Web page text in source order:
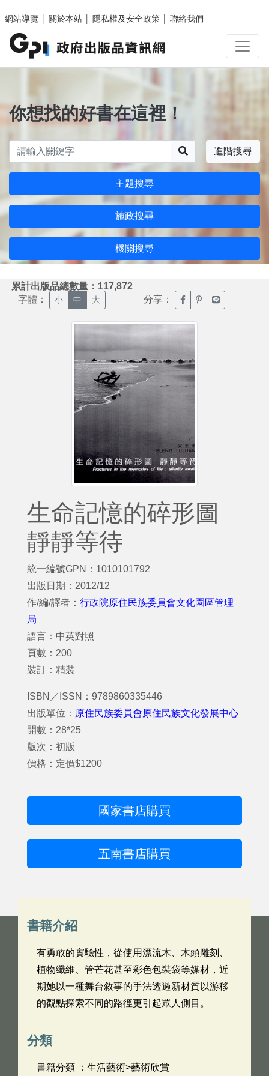
網站導覽
關於本站 隱私權及安全政策 聯絡我們
你想找的好書在這裡！
進階搜尋
主題搜尋
施政搜尋
機關搜尋
累計出版品總數量：117,872
字體： 小 中 大 分享： 臉書分享(另開新視窗)
噗浪分享(另開新
Line分享(另
生命記憶的碎形圖
靜靜等待
統一編號GPN：1010101792
出版日期：2012/12
作/編/譯者： 行政院原住民族委員會文化園區管理
局
語言：中英對照
頁數：200
裝訂：精裝
ISBN／ISSN：9789860335446
出版單位： 原住民族委員會原住民族文化發展中心
開數：28*25
版次：初版
價格：定價$1200
國家書店購買
五南書店購買
書籍介紹
有勇敢的實驗性，從使用漂流木、木頭雕刻、
植物纖維、管芒花甚至彩色包裝袋等媒材，近
期她以一種舞台敘事的手法透過新材質以游移
的觀點探索不同的路徑更引起眾人側目。
分類
書籍分類 ：生活藝術>藝術欣賞